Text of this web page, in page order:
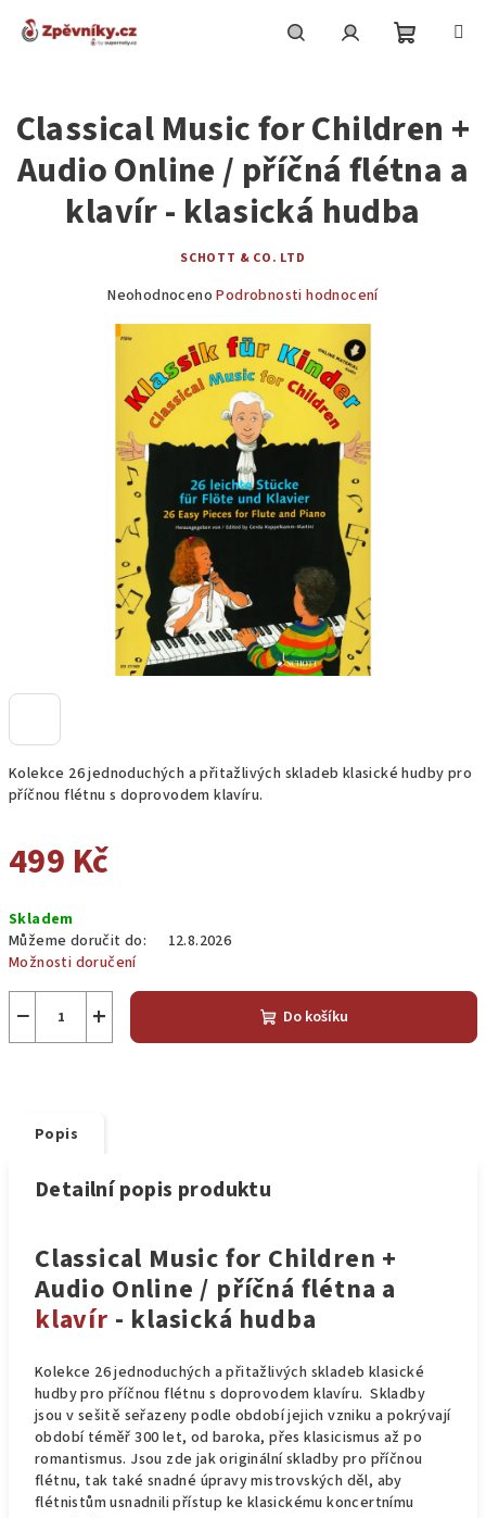
košík
Kolekce 26 jednoduchých a přitažlivých skladeb klasické hudby pro
příčnou flétnu s doprovodem klavíru.
499 Kč
cena:
Skladem
Můžeme doručit do:
12.8.2026
Možnosti doručení
+
− Do košíku
Classical Music for Children +
Audio Online / příčná flétna a
klavír - klasická hudba
SCHOTT & CO. LTD
Průměrné
produktu
hvězdiček.
Neohodnoceno Podrobnosti hodnocení
Popis
Detailní popis produktu
Classical Music for Children +
Audio Online / příčná flétna a
klavír - klasická hudba
Kolekce 26 jednoduchých a přitažlivých skladeb klasické
hudby pro příčnou flétnu s doprovodem klavíru. Skladby
jsou v sešitě seřazeny podle období jejich vzniku a pokrývají
období téměř 300 let, od baroka, přes klasicismus až po
romantismus. Jsou zde jak originální skladby pro příčnou
flétnu, tak také snadné úpravy mistrovských děl, aby
flétnistům usnadnili přístup ke klasickému koncertnímu